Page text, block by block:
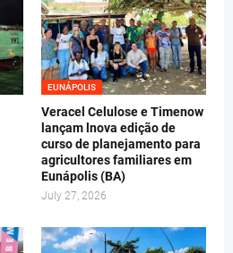
EUNÁPOLIS
Veracel Celulose e Timenow
lançam lnova edição de
curso de planejamento para
agricultores familiares em
Eunápolis (BA)
July 27, 2026